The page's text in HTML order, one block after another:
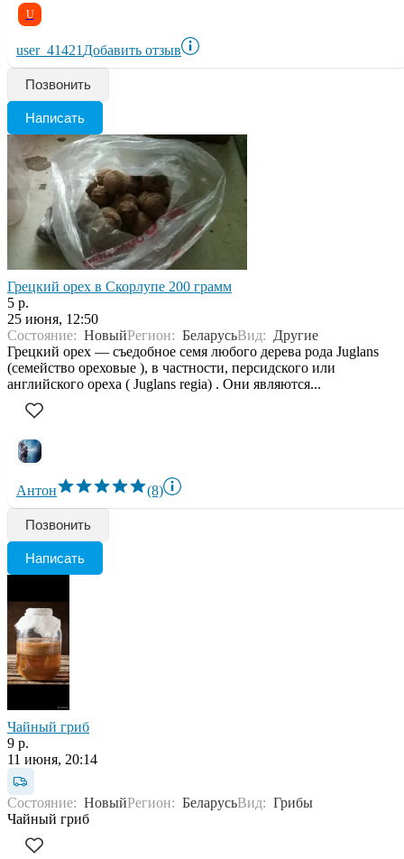
U
user_41421 Добавить отзыв
Позвонить
Написать
Грецкий орех в Скорлупе 200 грамм
5 р.
25 июня, 12:50
Состояние: НовыйРегион: БеларусьВид: Другие
Грецкий орех — съедобное семя любого дерева рода Juglans
(семейство ореховые ), в частности, персидского или
английского ореха ( Juglans regia) . Они являются...
Антон (8)
Позвонить
Написать
Чайный гриб
9 р.
11 июня, 20:14
Состояние: НовыйРегион: БеларусьВид: Грибы
Чайный гриб